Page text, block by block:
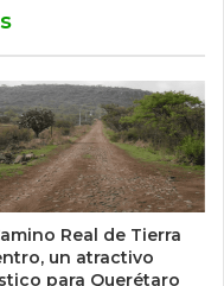
Real de Tierra
un atractivo
para Querétaro